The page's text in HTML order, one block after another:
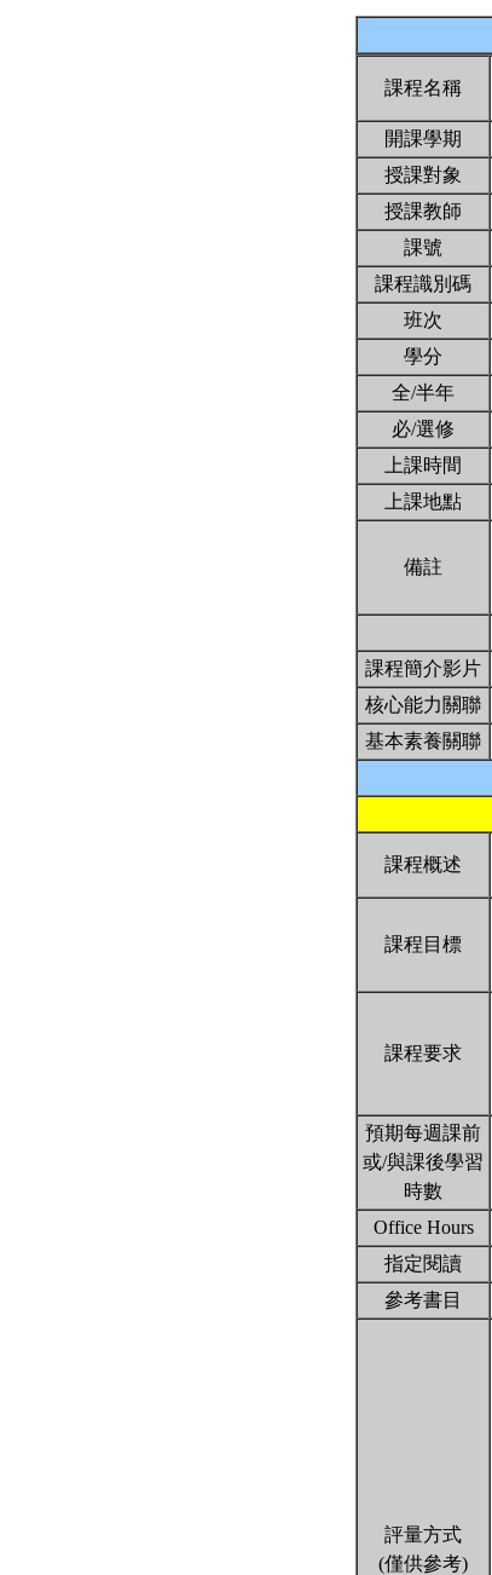
課程名稱
開課學期
授課對象
授課教師
課號
課程識別碼
班次
學分
全/半年
必/選修
上課時間
上課地點
備註
課程簡介影片
核心能力關聯
基本素養關聯
課程概述
課程目標
課程要求
預期每週課前
或/與課後學習
時數
Office Hours
指定閱讀
參考書目
評量方式
(僅供參考)